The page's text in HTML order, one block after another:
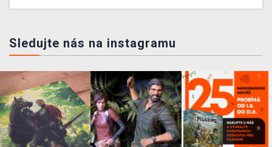
Sledujte nás na instagramu